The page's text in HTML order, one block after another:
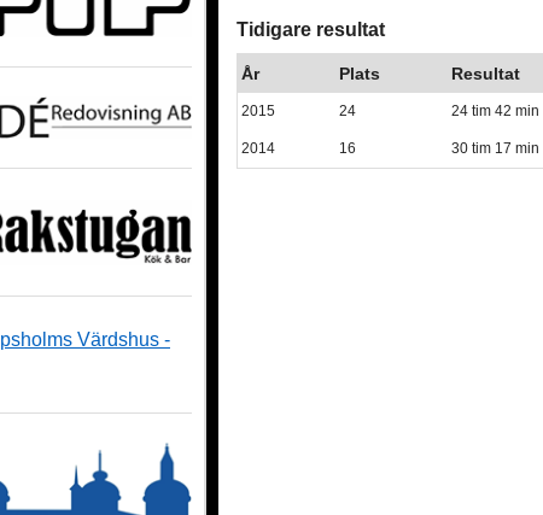
Tidigare resultat
År Plats Resultat
2015 24 24 tim 42 min
2014 16 30 tim 17 min